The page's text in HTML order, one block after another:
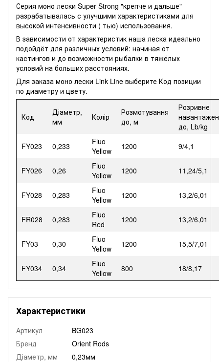
Серия моно лески Super Strong "крепче и дальше"
разрабатывалась с улучшими характеристиками для
высокой интенсивности ( тью) использования.
В зависимости от характеристик наша леска идеально
подойдёт для различных условий: начиная от
кастингов и до возможности рыбалки в тяжёлых
условий на больших расстояниях.
Для заказа моно лески Link Line выберите Код позиции
по диаметру и цвету.
Код
Діаметр,
мм
Колір
Розмотування
до, м
Розривне
до, Lb/kg
FY023
0,233
Fluo
Yellow
1200 9/4,1
FY026 0,26
Fluo
Yellow
1200 11,24/5,1
FY028 0,283
Fluo
Yellow
1200 13,2/6,01
FR028 0,283
Fluo
Red
1200 13,2/6,01
FY03 0,30
Fluo
Yellow
1200 15,5/7,01
FY034 0,34
Fluo
Yellow
800 18/8,17
Характеристики
Артикул
BG023
Бренд
Orient Rods
Діаметр, мм
0,23мм